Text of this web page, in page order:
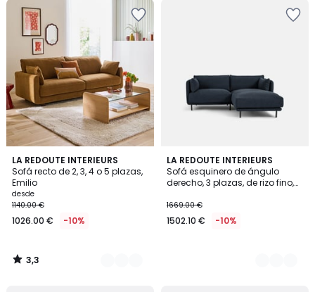
LA REDOUTE INTERIEURS
Sofá recto de 2, 3, 4 o 5 plazas,
Emilio
desde
1140.00 €
1026.00 € -10%
3,3
/ 5
5
Colores
3,3
/
LA REDOUTE INTERIEURS
Sofá esquinero de ángulo
derecho, 3 plazas, de rizo fino,
1669.00 €
1502.10 € -10%
3
Colores